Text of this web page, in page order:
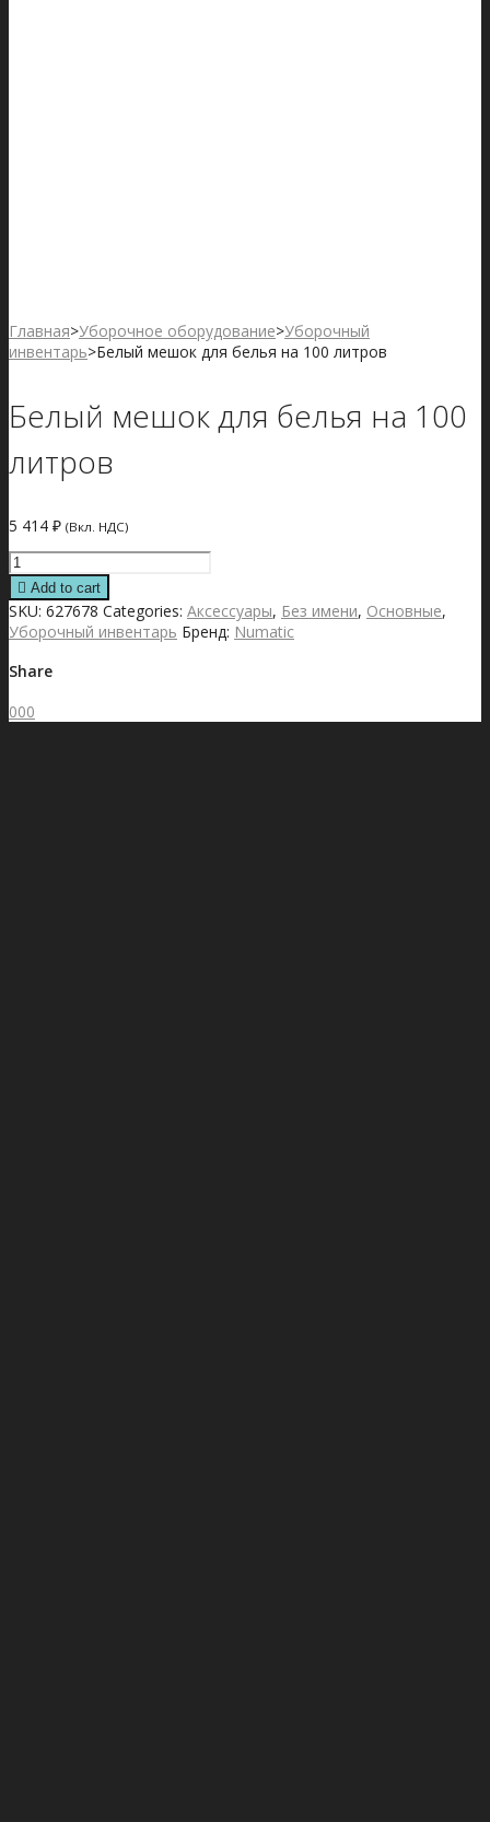
Главная>Уборочное оборудование>Уборочный
инвентарь>Белый мешок для белья на 100 литров
Белый мешок для белья на 100
литров
5 414 ₽ (Вкл. НДС)
Белый
мешок
для
белья
на
100
quantity
Add to cart
SKU: 627678 Categories: Аксессуары, Без имени, Основные,
Уборочный инвентарь Бренд: Numatic
Share
000